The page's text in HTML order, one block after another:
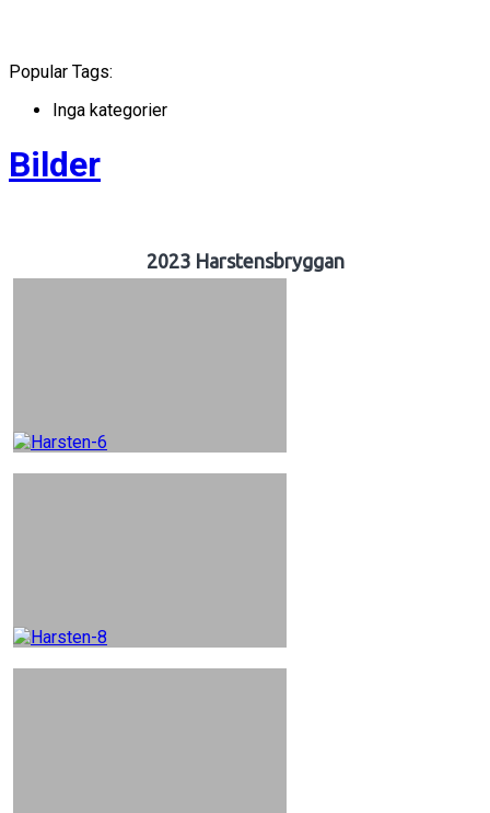
Popular Tags:
Inga kategorier
Bilder
2023 Harstensbryggan